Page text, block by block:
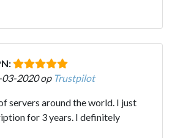
03-2020 op Trustpilot
servers around the world. I just
for 3 years. I definitely